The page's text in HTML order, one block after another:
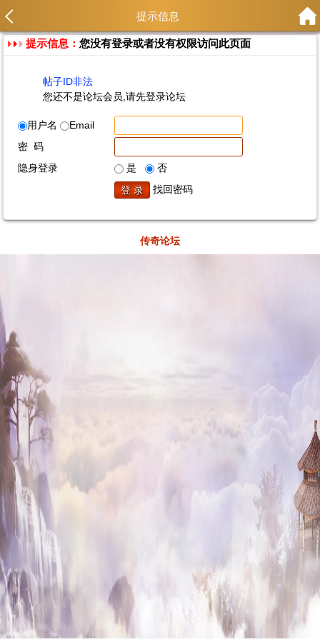
提示信息
提示信息：您没有登录或者没有权限访问此页面
帖子ID非法
您还不是论坛会员,请先登录论坛
用户名
Email
密 码
隐身登录
是
否
找回密码
传奇论坛